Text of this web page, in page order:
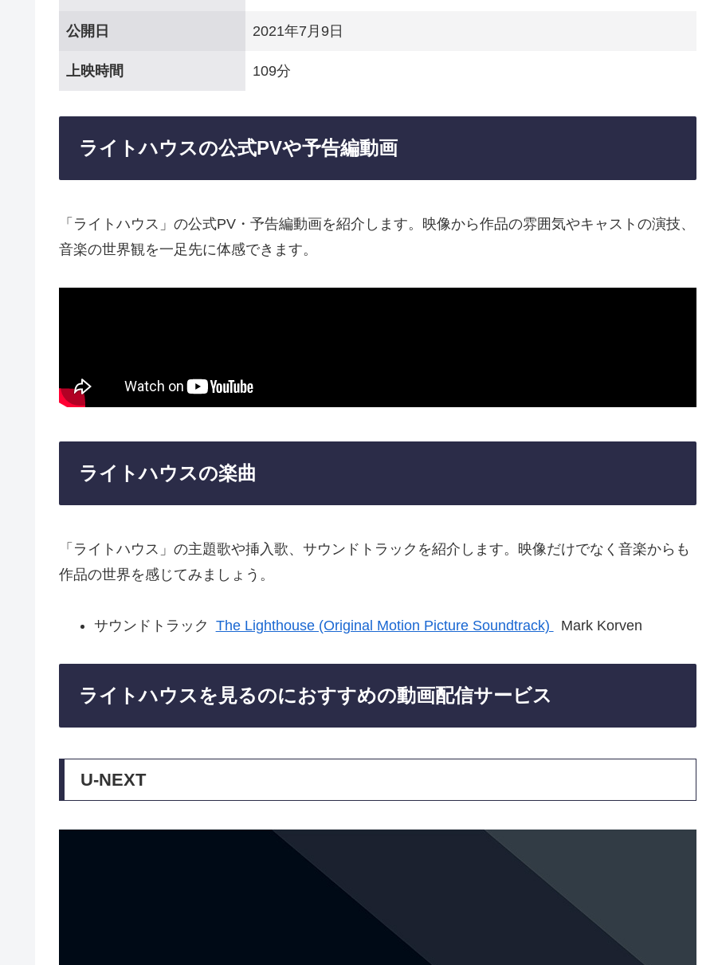
公開日 2021年7月9日
上映時間 109分
ライトハウスの公式PVや予告編動画
「ライトハウス」の公式PV・予告編動画を紹介します。映像から作品の雰囲気やキャストの演技、
音楽の世界観を一足先に体感できます。
ライトハウスの楽曲
「ライトハウス」の主題歌や挿入歌、サウンドトラックを紹介します。映像だけでなく音楽からも
作品の世界を感じてみましょう。
サウンドトラック The Lighthouse (Original Motion Picture Soundtrack) Mark Korven
ライトハウスを見るのにおすすめの動画配信サービス
U-NEXT